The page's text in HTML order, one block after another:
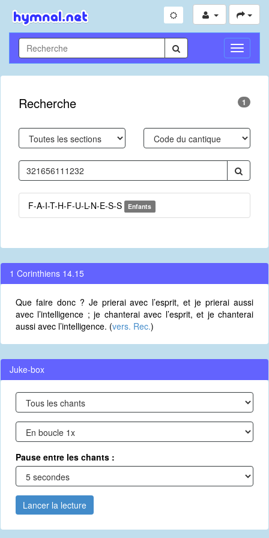
Toggle
Recherche 1
F-A-I-T-H-F-U-L-N-E-S-S Enfants
1 Corinthiens 14.15
Que faire donc ? Je prierai avec l’esprit, et je prierai aussi
avec l’intelligence ; je chanterai avec l’esprit, et je chanterai
aussi avec l’intelligence. (vers. Rec.)
Juke-box
Pause entre les chants :
Lancer la lecture